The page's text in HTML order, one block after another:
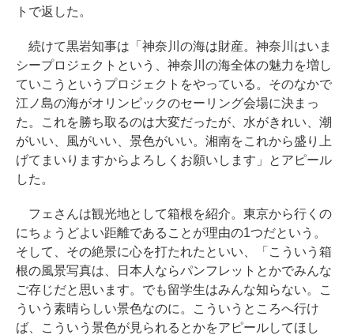
トで返した。
続けて黒岩知事は「神奈川の海は財産。神奈川はいま
シープロジェクトという、神奈川の海全体の魅力を増し
ていこうというプロジェクトをやっている。そのなかで
江ノ島の海がオリンピックのセーリング会場に決まっ
た。これを勝ち取るのは大変だったが、水がきれい、潮
がいい、風がいい、景色がいい。湘南をこれから盛り上
げてまいりますからよろしくお願いします」とアピール
した。
フェさんは観光地として箱根を紹介。東京から行くの
にちょうどよい距離であることが理由の1つだという。
そして、その絶景に心を打たれたといい、「こういう箱
根の風景写真は、日本人ならパンフレットとかでみんな
ご存じだと思います。でも留学生はみんな知らない。こ
ういう素晴らしい景色なのに。こういうところへ行け
ば、こういう景色が見られるとかをアピールしてほし